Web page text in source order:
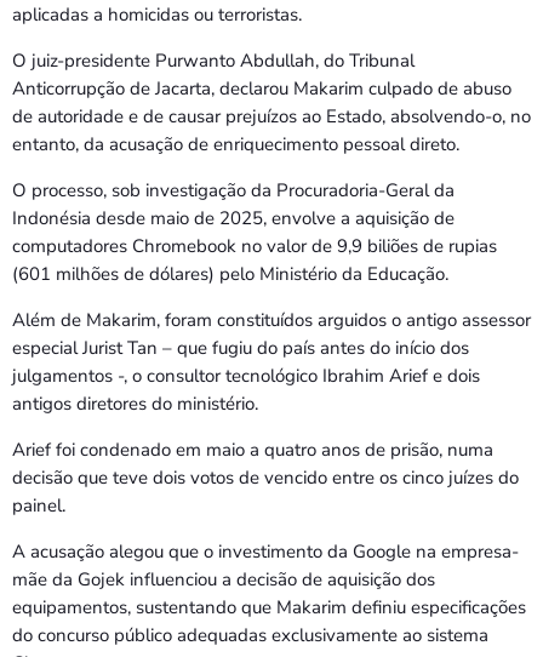
aplicadas a homicidas ou terroristas.
O juiz-presidente Purwanto Abdullah, do Tribunal
Anticorrupção de Jacarta, declarou Makarim culpado de abuso
de autoridade e de causar prejuízos ao Estado, absolvendo-o, no
entanto, da acusação de enriquecimento pessoal direto.
O processo, sob investigação da Procuradoria-Geral da
Indonésia desde maio de 2025, envolve a aquisição de
computadores Chromebook no valor de 9,9 biliões de rupias
(601 milhões de dólares) pelo Ministério da Educação.
Além de Makarim, foram constituídos arguidos o antigo assessor
especial Jurist Tan – que fugiu do país antes do início dos
julgamentos -, o consultor tecnológico Ibrahim Arief e dois
antigos diretores do ministério.
Arief foi condenado em maio a quatro anos de prisão, numa
decisão que teve dois votos de vencido entre os cinco juízes do
painel.
A acusação alegou que o investimento da Google na empresa-
mãe da Gojek influenciou a decisão de aquisição dos
equipamentos, sustentando que Makarim definiu especificações
do concurso público adequadas exclusivamente ao sistema